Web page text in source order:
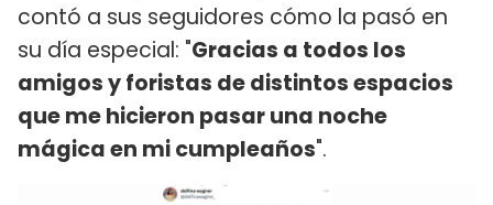
contó a sus seguidores cómo la pasó en
su día especial: "Gracias a todos los
amigos y foristas de distintos espacios
que me hicieron pasar una noche
mágica en mi cumpleaños".